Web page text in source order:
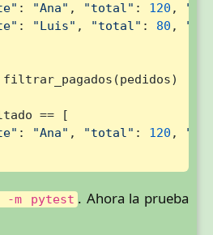
: "Ana" , "total" : 120 ,
: "Luis" , "total" : 80 ,
== [
: "Ana" , "total" : 120 ,
-m pytest . Ahora la prueba